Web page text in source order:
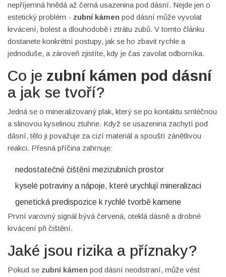
nepříjemná hnědá až černá usazenina pod dásní. Nejde jen o
estetický problém - zubní kámen pod dásní může vyvolat
krvácení, bolest a dlouhodobě i ztrátu zubů. V tomto článku
dostanete konkrétní postupy, jak se ho zbavit rychle a
jednoduše, a zároveň zjistíte, kdy je čas zavolat odborníka.
Co je zubní kámen pod dásní
a jak se tvoří?
Jedná se o mineralizovaný plak, který se po kontaktu smléčnou
a slinovou kyselinou ztuhne. Když se usazenina zachytí pod
dásní, tělo ji považuje za cizí materiál a spouští zánětlivou
reakci. Přesná příčina zahrnuje:
nedostatečné čištění mezizubních prostor
kyselé potraviny a nápoje, které urychlují mineralizaci
genetická predispozice k rychlé tvorbě kamene
První varovný signál bývá červená, oteklá dásně a drobné
krvácení při čištění.
Jaké jsou rizika a příznaky?
Pokud se zubní kámen pod dásní neodstraní, může vést